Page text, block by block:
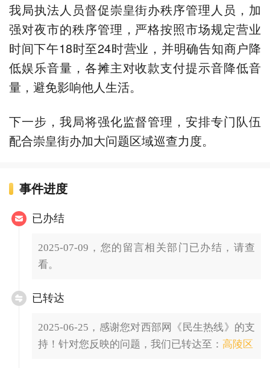
我局执法人员督促崇皇街办秩序管理人员，加
强对夜市的秩序管理，严格按照市场规定营业
时间下午18时至24时营业，并明确告知商户降
低娱乐音量，各摊主对收款支付提示音降低音
量，避免影响他人生活。
下一步，我局将强化监督管理，安排专门队伍
配合崇皇街办加大问题区域巡查力度。
事件进度
已办结
2025-07-09，您的留言相关部门已办结，请查
看。
已转达
2025-06-25，感谢您对西部网《民生热线》的支
持！针对您反映的问题，我们已转达至： 高陵区